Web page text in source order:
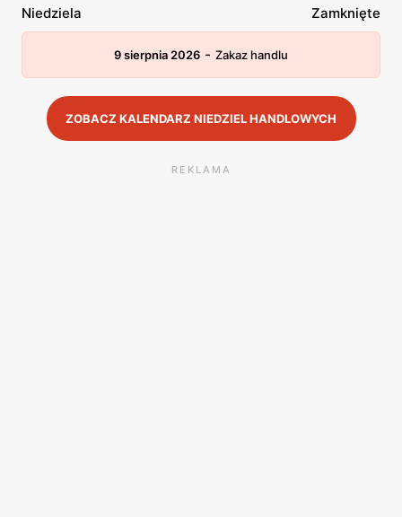
Niedziela
Zamknięte
9 sierpnia 2026 - Zakaz handlu
ZOBACZ KALENDARZ NIEDZIEL HANDLOWYCH
REKLAMA